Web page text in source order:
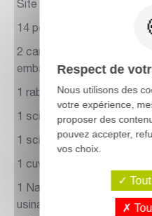
Site de 2ha dont environ 1
14 personnes
2 camions avec grue et
embarqué
1 raboteuse 4 faces
1 scie de reprise
1 scie à panneaux
1 cuve de traitement cl2
1 Navette du siège toutes
usinage complexes et
Respect de
Nous utilisons des
votre expérience,
proposer des
pouvez accepter,
vos choix.